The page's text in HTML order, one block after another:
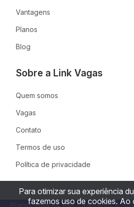
Vantagens
Planos
Blog
Sobre a Link Vagas
Quem somos
Vagas
Contato
Termos de uso
Política de privacidade
Para otimizar sua experiência
fazemos uso de cookies. Ao